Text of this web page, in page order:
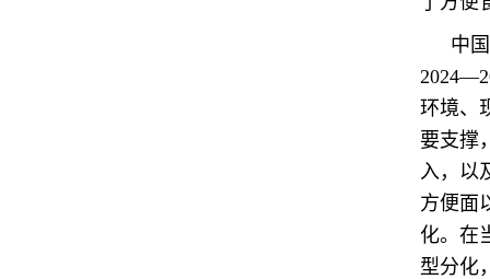
中
环境、
要支撑
入，以
方便面
化。在
型分化